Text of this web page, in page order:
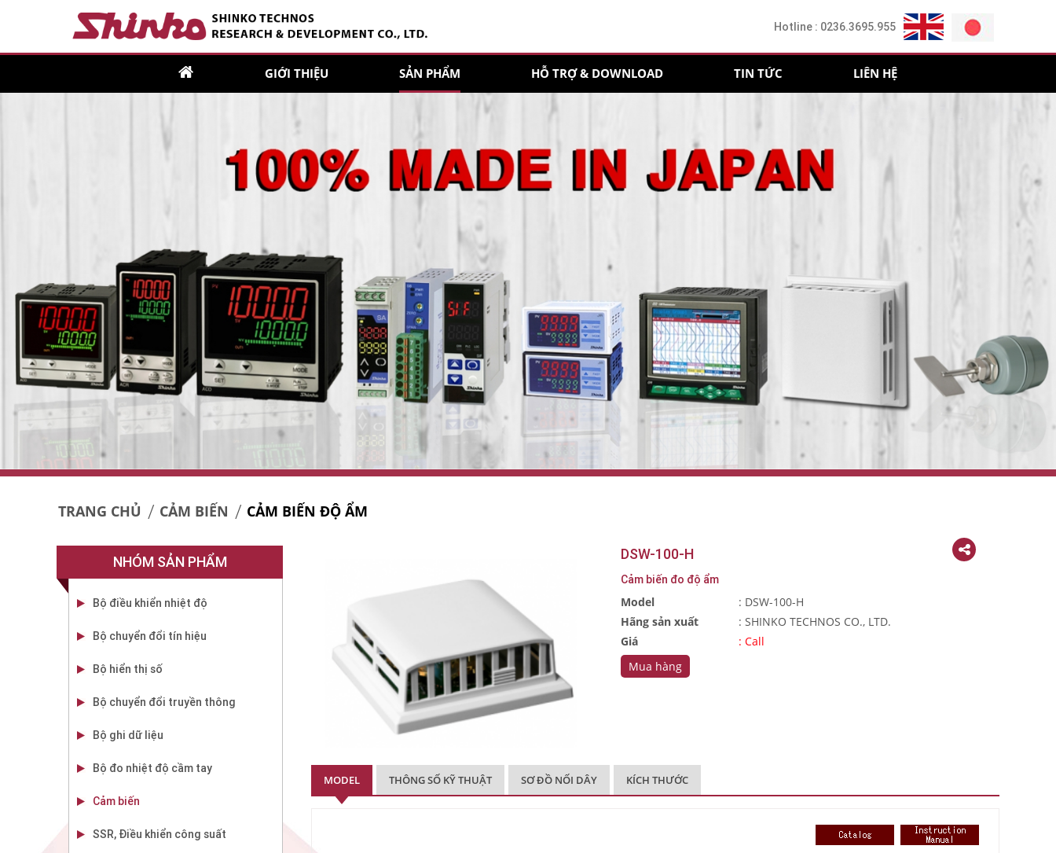
Hotline : 0236.3695.955
GIỚI THIỆU SẢN PHẨM HỖ TRỢ & DOWNLOAD TIN TỨC LIÊN HỆ
TRANG CHỦ CẢM BIẾN CẢM BIẾN ĐỘ ẨM
NHÓM SẢN PHẨM
Bộ điều khiển nhiệt độ
Bộ chuyển đổi tín hiệu
Bộ hiển thị số
Bộ chuyển đổi truyền thông
Bộ ghi dữ liệu
Bộ đo nhiệt độ cầm tay
Cảm biến
SSR, Điều khiển công suất
DSW-100-H
Cảm biến đo độ ẩm
Model
: DSW-100-H
Hãng sản xuất
: SHINKO TECHNOS CO., LTD.
Giá
:Call
MODEL THÔNG SỐ KỸ THUẬT SƠ ĐỒ NỐI DÂY KÍCH THƯỚC